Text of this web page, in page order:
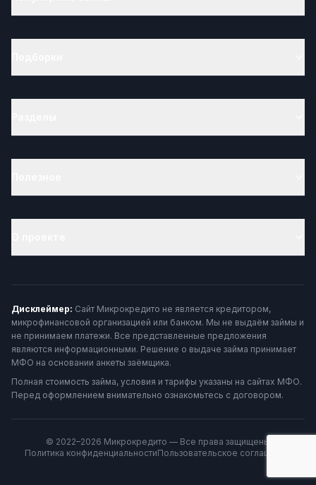
Дисклеймер: Сайт Микрокредито не является кредитором,
микрофинансовой организацией или банком. Мы не выдаём займы и
не принимаем платежи. Все представленные предложения
являются информационными. Решение о выдаче займа принимает
МФО на основании анкеты заёмщика.
Полная стоимость займа, условия и тарифы указаны на сайтах МФО.
Перед оформлением внимательно ознакомьтесь с договором.
© 2022–2026 Микрокредито — Все права защищены
Политика конфиденциальностиПользовательское соглашение